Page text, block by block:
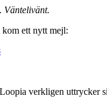
Väntelivänt.
ett nytt mejl:
verkligen uttrycker